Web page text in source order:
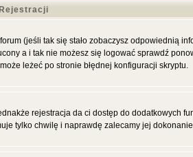
(jeśli tak się stało zobaczysz odpowiednią
a i tak nie możesz się logować sprawdź
leżeć po stronie błędnej konfiguracji skryptu.
rejestracja da ci dostęp do dodatkowych
tylko chwilę i naprawdę zalecamy jej